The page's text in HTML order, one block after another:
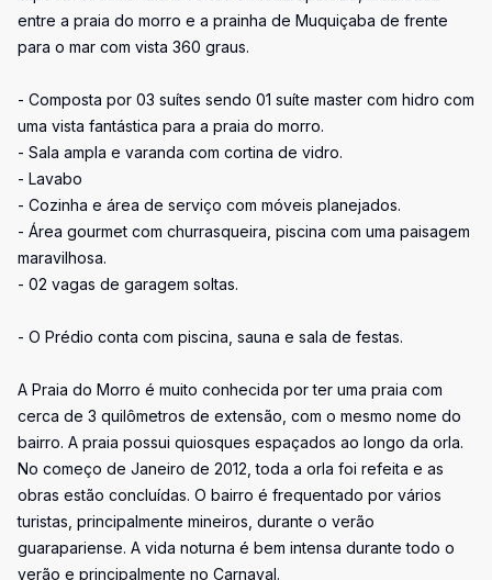
entre a praia do morro e a prainha de Muquiçaba de frente
para o mar com vista 360 graus.
- Composta por 03 suítes sendo 01 suíte master com hidro com
uma vista fantástica para a praia do morro.
- Sala ampla e varanda com cortina de vidro.
- Lavabo
- Cozinha e área de serviço com móveis planejados.
- Área gourmet com churrasqueira, piscina com uma paisagem
maravilhosa.
- 02 vagas de garagem soltas.
- O Prédio conta com piscina, sauna e sala de festas.
A Praia do Morro é muito conhecida por ter uma praia com
cerca de 3 quilômetros de extensão, com o mesmo nome do
bairro. A praia possui quiosques espaçados ao longo da orla.
No começo de Janeiro de 2012, toda a orla foi refeita e as
obras estão concluídas. O bairro é frequentado por vários
turistas, principalmente mineiros, durante o verão
guarapariense. A vida noturna é bem intensa durante todo o
verão e principalmente no Carnaval.